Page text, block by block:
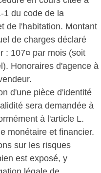
1 du code de la
de l'habitation. Montant
de charges déclaré
: 107¤ par mois (soit
Honoraires d'agence à
d'une pièce d'identité
sera demandée à
à l'article L.
monétaire et financier.
sur les risques
est exposé, y